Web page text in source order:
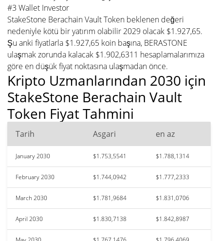
#3 Wallet Investor
StakeStone Berachain Vault Token beklenen değeri
nedeniyle kötü bir yatırım olabilir 2029 olacak $1.927,65.
Şu anki fiyatlarla $1.927,65 koin başına, BERASTONE
ulaşmak zorunda kalacak $1.902,6311 hesaplamalarımıza
göre en düşük fiyat noktasına ulaşmadan önce.
Kripto Uzmanlarından 2030 için
StakeStone Berachain Vault
Token Fiyat Tahmini
Tarih Asgari en az
January 2030 $1.753,5541 $1.788,1314
February 2030 $1.744,0942 $1.777,2333
March 2030 $1.781,9684 $1.831,0706
April 2030 $1.830,7138 $1.842,8987